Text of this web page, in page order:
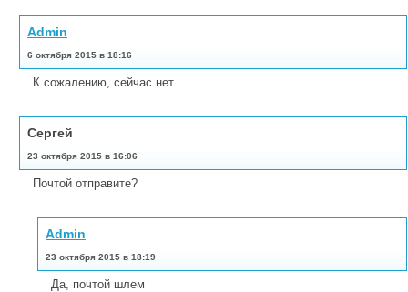
Admin
6 октября 2015 в 18:16
К сожалению, сейчас нет
Сергей
23 октября 2015 в 16:06
Почтой отправите?
Admin
23 октября 2015 в 18:19
Да, почтой шлем